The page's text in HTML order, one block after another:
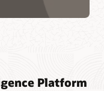
Platform